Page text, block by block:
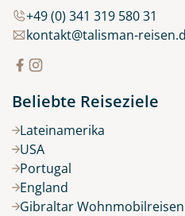
+49 (0) 341 319 580 31
kontakt@talisman-
Beliebte Reiseziele
Lateinamerika
USA
Portugal
England
Gibraltar Wohnmobilreisen